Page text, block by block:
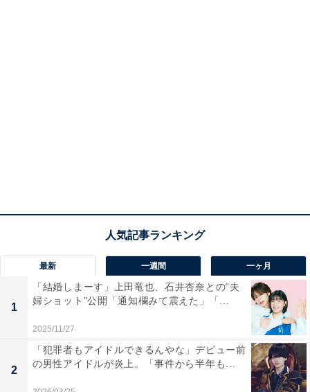
最新 一週間 一ヶ月
1
「結婚しまーす」上田竜也、石井杏奈との“夫
婦ショット”公開「通知欄みて震えた」「...
2025/11/27
2
「犯罪者もアイドルできるんやな」デビュー前
の男性アイドルが炎上。「事件から半年も...